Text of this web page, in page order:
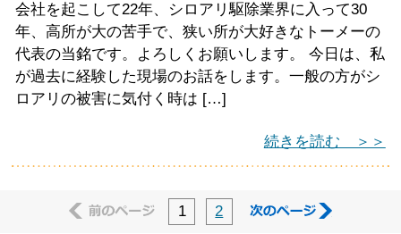
会社を起こして22年、シロアリ駆除業界に入って30
年、高所が大の苦手で、狭い所が大好きなトーメーの
代表の当銘です。よろしくお願いします。 今日は、私
が過去に経験した現場のお話をします。一般の方がシ
ロアリの被害に気付く時は […]
続きを読む ＞＞
前のページ
1 2 次のペー